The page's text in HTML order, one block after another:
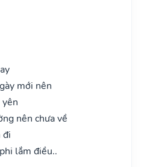
mới nên
nên chưa về
đi
lắm điều..